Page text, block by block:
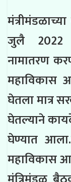
जुलै 2022
नामातरण
महाविकास
घेतला मात्र
घेतल्याने
घेण्यात आला.
महाविकास